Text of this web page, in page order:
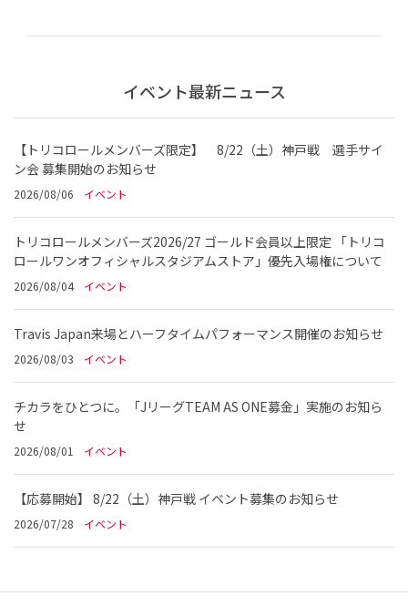
イベント最新ニュース
【トリコロールメンバーズ限定】 8/22（土）神戸戦 選手サイ
ン会 募集開始のお知らせ
2026/08/06 イベント
トリコロールメンバーズ2026/27 ゴールド会員以上限定 「トリコ
ロールワンオフィシャルスタジアムストア」優先入場権について
2026/08/04 イベント
Travis Japan来場とハーフタイムパフォーマンス開催のお知らせ
2026/08/03 イベント
チカラをひとつに。「JリーグTEAM AS ONE募金」実施のお知ら
せ
2026/08/01 イベント
【応募開始】 8/22（土）神戸戦 イベント募集のお知らせ
2026/07/28 イベント